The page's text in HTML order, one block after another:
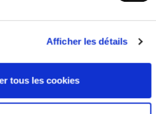
Afficher les détails
tous les cookies
/urbanisme
et 13h30-17h